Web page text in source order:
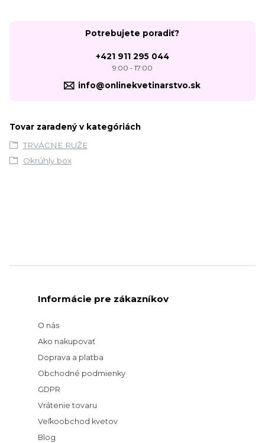
Potrebujete poradiť?
+421 911 295 044
9:00 - 17:00
info@onlinekvetinarstvo.sk
Tovar zaradený v kategóriách
TRVÁCNE RUŽE
Okrúhly box
Informácie pre zákazníkov
O nás
Ako nakupovať
Doprava a platba
Obchodné podmienky
GDPR
Vrátenie tovaru
Veľkoobchod kvetov
Blog